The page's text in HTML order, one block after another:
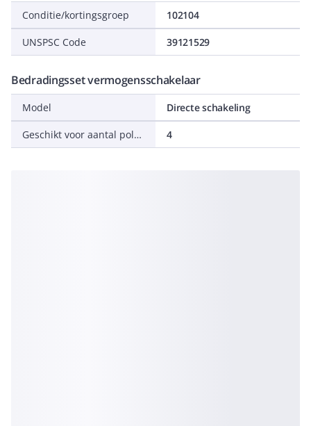
Conditie/kortingsgroep 102104
UNSPSC Code 39121529
Bedradingsset vermogensschakelaar
Model Directe schakeling
Geschikt voor aantal polen 4